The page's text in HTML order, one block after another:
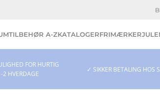
TILBEHØR A-ZKATALOGERFRIMÆRKER
FOR HURTIG
2 HVERDAGE
✓ SIKKER BETALING HOS